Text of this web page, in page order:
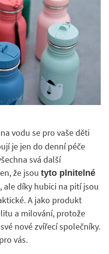
vodu se pro vaše děti
je jen do denní péče
svá další
že jsou tyto plnitelné
ale díky hubici na pití jsou
A jako produkt
a milování, protože
nové zvířecí společníky.
vás.